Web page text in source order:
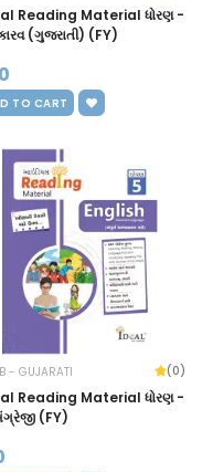
Reading Material ધોરણ -
(ગુજરાતી) (FY)
TO CART
- GUJARATI (0)
Reading Material ધોરણ -
(FY)